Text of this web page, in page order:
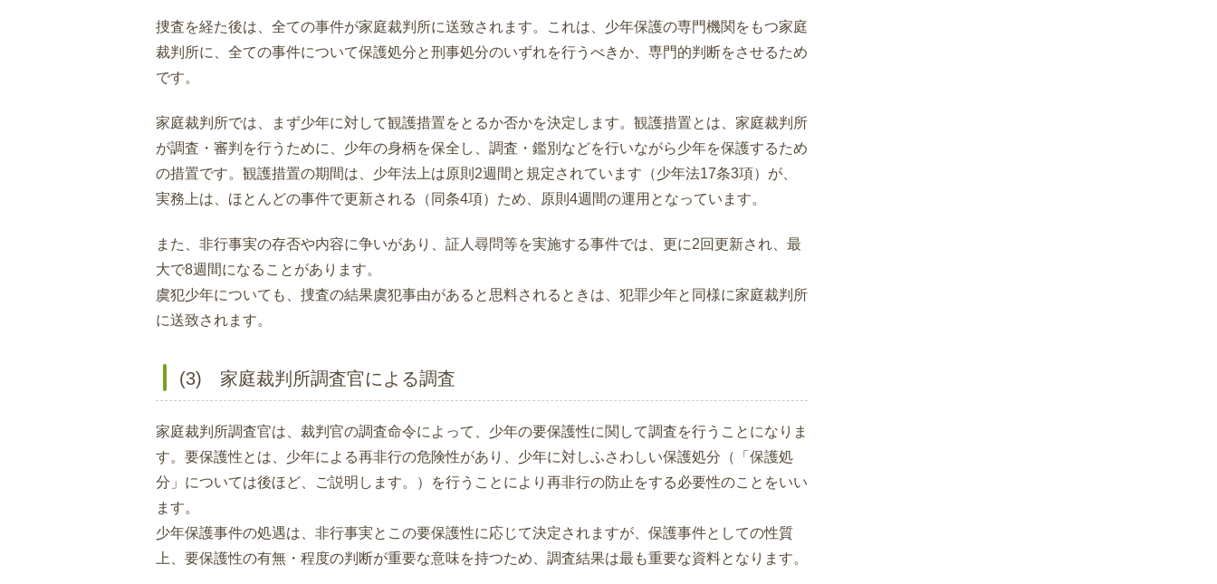
捜査を経た後は、全ての事件が家庭裁判所に送致されます。これは、少年保護の専門機関をもつ家庭
裁判所に、全ての事件について保護処分と刑事処分のいずれを行うべきか、専門的判断をさせるため
です。
家庭裁判所では、まず少年に対して観護措置をとるか否かを決定します。観護措置とは、家庭裁判所
が調査・審判を行うために、少年の身柄を保全し、調査・鑑別などを行いながら少年を保護するため
の措置です。観護措置の期間は、少年法上は原則2週間と規定されています（少年法17条3項）が、
実務上は、ほとんどの事件で更新される（同条4項）ため、原則4週間の運用となっています。
また、非行事実の存否や内容に争いがあり、証人尋問等を実施する事件では、更に2回更新され、最
大で8週間になることがあります。
虞犯少年についても、捜査の結果虞犯事由があると思料されるときは、犯罪少年と同様に家庭裁判所
に送致されます。
(3) 家庭裁判所調査官による調査
家庭裁判所調査官は、裁判官の調査命令によって、少年の要保護性に関して調査を行うことになりま
す。要保護性とは、少年による再非行の危険性があり、少年に対しふさわしい保護処分（「保護処
分」については後ほど、ご説明します。）を行うことにより再非行の防止をする必要性のことをいい
ます。
少年保護事件の処遇は、非行事実とこの要保護性に応じて決定されますが、保護事件としての性質
上、要保護性の有無・程度の判断が重要な意味を持つため、調査結果は最も重要な資料となります。